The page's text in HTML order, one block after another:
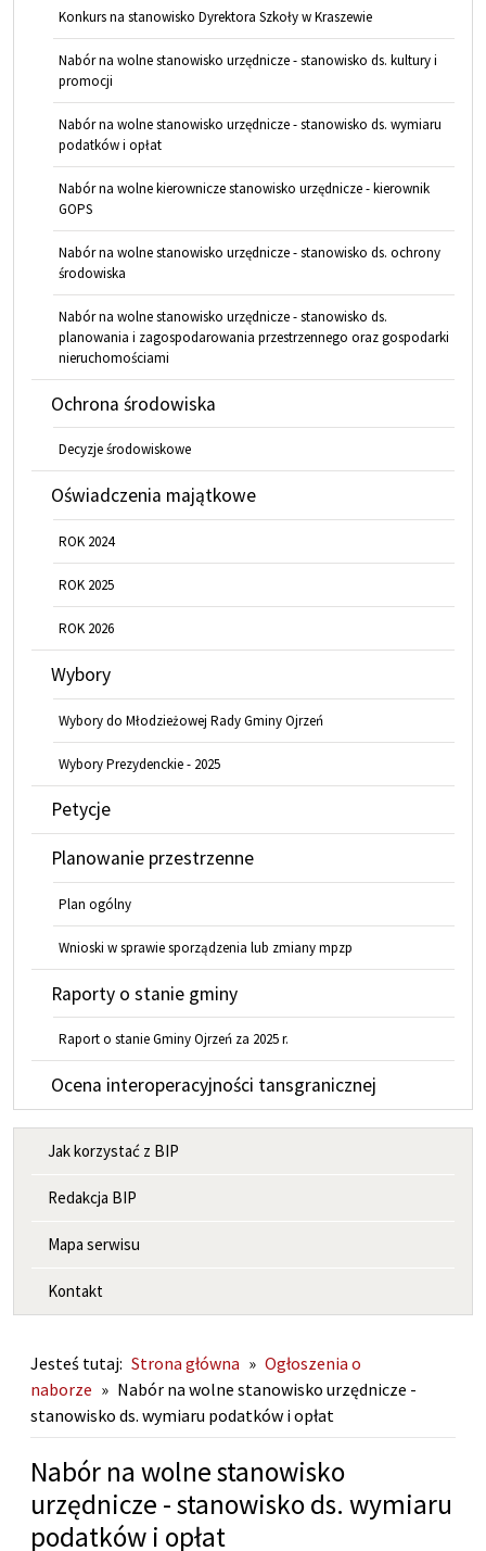
Konkurs na stanowisko Dyrektora Szkoły w Kraszewie
Nabór na wolne stanowisko urzędnicze - stanowisko ds. kultury i
promocji
Nabór na wolne stanowisko urzędnicze - stanowisko ds. wymiaru
podatków i opłat
Nabór na wolne kierownicze stanowisko urzędnicze - kierownik
GOPS
Nabór na wolne stanowisko urzędnicze - stanowisko ds. ochrony
środowiska
Nabór na wolne stanowisko urzędnicze - stanowisko ds.
planowania i zagospodarowania przestrzennego oraz gospodarki
nieruchomościami
Ochrona środowiska
Decyzje środowiskowe
Oświadczenia majątkowe
ROK 2024
ROK 2025
ROK 2026
Wybory
Wybory do Młodzieżowej Rady Gminy Ojrzeń
Wybory Prezydenckie - 2025
Petycje
Planowanie przestrzenne
Plan ogólny
Wnioski w sprawie sporządzenia lub zmiany mpzp
Raporty o stanie gminy
Raport o stanie Gminy Ojrzeń za 2025 r.
Ocena interoperacyjności tansgranicznej
MENU INFORMACYJNE
Jak korzystać z BIP
Redakcja BIP
Mapa serwisu
Kontakt
Jesteś tutaj: Strona główna » Ogłoszenia o
naborze » Nabór na wolne stanowisko urzędnicze -
stanowisko ds. wymiaru podatków i opłat
Nabór na wolne stanowisko
urzędnicze - stanowisko ds. wymiaru
podatków i opłat